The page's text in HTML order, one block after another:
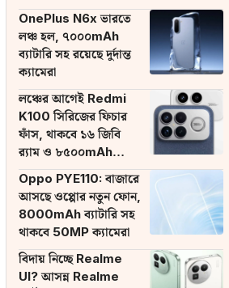
OnePlus N6x ভারতে
লঞ্চ হল, ৭০০০mAh
ব্যাটারি সহ রয়েছে দুর্দান্ত
ক্যামেরা
লঞ্চের আগেই Redmi
K100 সিরিজের ফিচার
ফাঁস, থাকবে ১৬ জিবি
র‌্যাম ও ৮৫০০mAh
ব্যাটারি
Oppo PYE110: বাজারে
আসছে ওপ্পোর নতুন ফোন,
8000mAh ব্যাটারি সহ
থাকবে 50MP ক্যামেরা
বিদায় নিচ্ছে Realme
UI? আসন্ন Realme